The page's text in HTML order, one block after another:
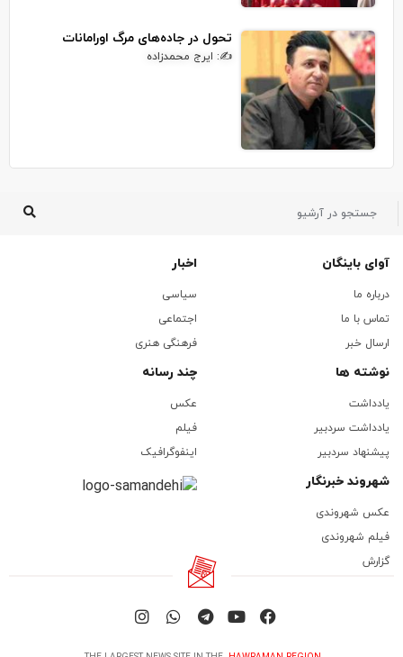
تحول در جاده‌های مرگ اورامانات
✍: ایرج محمدزاده
آوای باینگان
درباره ما
تماس با ما
ارسال خبر
اخبار
سیاسی
اجتماعی
فرهنگی هنری
نوشته ها
یادداشت
یادداشت سردبیر
پیشنهاد سردبیر
چند رسانه
عکس
فیلم
اینفوگرافیک
شهروند خبرنگار
عکس شهروندی
فیلم شهروندی
گزارش